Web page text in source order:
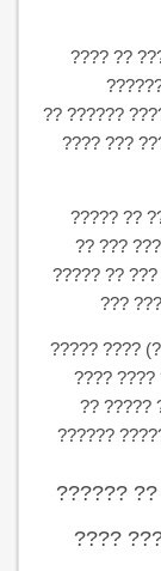
???? ????
???? (K.Y. Jelly) ?? ????
?????????
????? ??
????? ??
??? ?? ??
???????
??
?????? (??
(Pap smear)
???????
???????
??? ?? ??
?? ?? ??? ?????